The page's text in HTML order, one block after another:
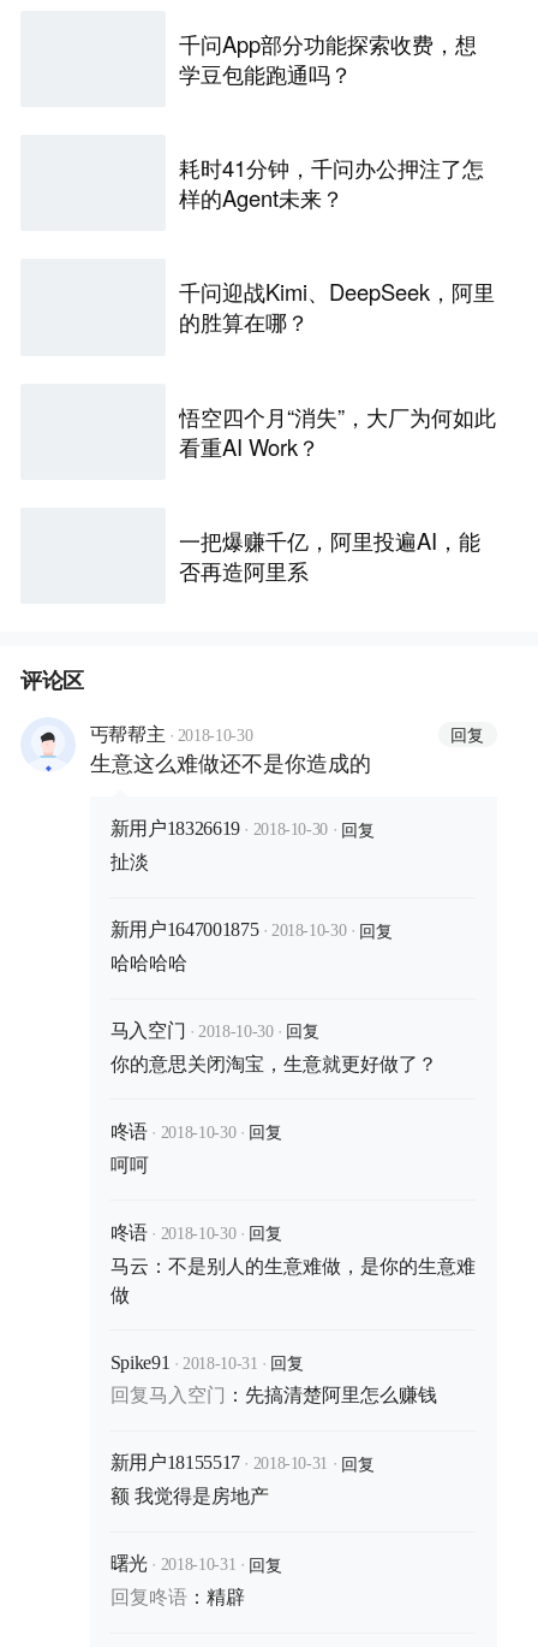
千问App部分功能探索收费，想
学豆包能跑通吗？
耗时41分钟，千问办公押注了怎
样的Agent未来？
千问迎战Kimi、DeepSeek，阿里
的胜算在哪？
悟空四个月“消失”，大厂为何如此
看重AI Work？
一把爆赚千亿，阿里投遍AI，能
否再造阿里系
评论区
丐帮帮主 · 2018-10-30 回复
生意这么难做还不是你造成的
新用户18326619 · 2018-10-30 · 回复
扯淡
新用户1647001875 · 2018-10-30 · 回复
哈哈哈哈
马入空门 · 2018-10-30 · 回复
你的意思关闭淘宝，生意就更好做了？
咚语 · 2018-10-30 · 回复
呵呵
咚语 · 2018-10-30 · 回复
马云：不是别人的生意难做，是你的生意难
做
Spike91 · 2018-10-31 · 回复
回复马入空门 ： 先搞清楚阿里怎么赚钱
新用户18155517 · 2018-10-31 · 回复
额 我觉得是房地产
曙光 · 2018-10-31 · 回复
回复咚语 ： 精辟